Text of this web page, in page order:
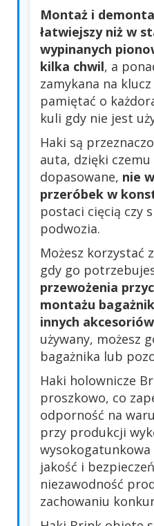
Montaż i
łatwiejszy niż w
wypinanych
kilka chwil, a
zamykana na
pamiętać o
kuli gdy nie jest
Haki są
auta, dzięki czemu
dopasowane, nie
przeróbek w
postaci cięcią czy
podwozia.
Możesz korzystać
gdy go
przewożenia
montażu
innych akcesoriów
używany, możesz
bagażnika lub
Haki holownicze
proszkowo, co
odporność na
przy produkcji
jakość i
niezawodność
zachowaniu